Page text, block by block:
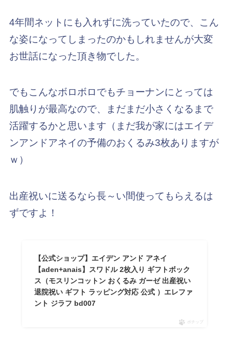
4年間ネットにも入れずに洗っていたので、こん
な姿になってしまったのかもしれませんが大変
お世話になった頂き物でした。
でもこんなボロボロでもチョーナンにとっては
肌触りが最高なので、まだまだ小さくなるまで
活躍するかと思います（まだ我が家にはエイデ
ンアンドアネイの予備のおくるみ3枚ありますが
ｗ）
出産祝いに送るなら長～い間使ってもらえるは
ずですよ！
【公式ショップ】エイデン アンド アネイ
【aden+anais】スワドル 2枚入り ギフトボック
ス（モスリンコットン おくるみ ガーゼ 出産祝い
退院祝い ギフト ラッピング対応 公式 ）エレファ
ント ジラフ bd007
ポチップ